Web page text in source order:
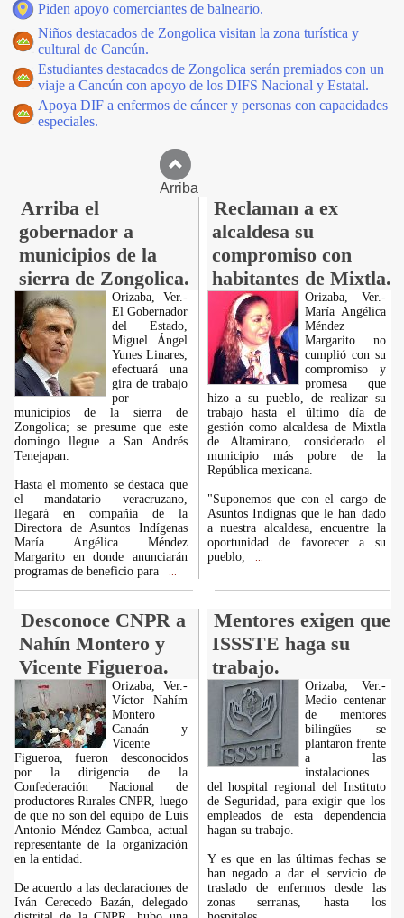
Piden apoyo comerciantes de balneario.
Niños destacados de Zongolica visitan la zona turística y
cultural de Cancún.
Estudiantes destacados de Zongolica serán premiados con un
viaje a Cancún con apoyo de los DIFS Nacional y Estatal.
Apoya DIF a enfermos de cáncer y personas con capacidades
especiales.
Arriba
Arriba el
gobernador a
municipios de la
sierra de Zongolica.
Reclaman a ex
alcaldesa su
compromiso con
habitantes de Mixtla.
Orizaba, Ver.-
El Gobernador
del Estado,
Miguel Ángel
Yunes Linares,
efectuará una
gira de trabajo
por
municipios de la sierra de
Zongolica; se presume que este
domingo llegue a San Andrés
Tenejapan.
Hasta el momento se destaca que
el mandatario veracruzano,
llegará en compañía de la
Directora de Asuntos Indígenas
María Angélica Méndez
Margarito en donde anunciarán
programas de beneficio para
Orizaba, Ver.-
María Angélica
Méndez
Margarito no
cumplió con su
compromiso y
promesa que
hizo a su pueblo, de realizar su
trabajo hasta el último día de
gestión como alcaldesa de Mixtla
de Altamirano, considerado el
municipio más pobre de la
República mexicana.
"Suponemos que con el cargo de
Asuntos Indignas que le han dado
a nuestra alcaldesa, encuentre la
oportunidad de favorecer a su
pueblo,
Desconoce CNPR a
Nahín Montero y
Vicente Figueroa.
Mentores exigen que
ISSSTE haga su
trabajo.
Orizaba, Ver.-
Víctor Nahím
Montero
Canaán y
Vicente
Figueroa, fueron desconocidos
por la dirigencia de la
Confederación Nacional de
productores Rurales CNPR, luego
de que no son del equipo de Luis
Antonio Méndez Gamboa, actual
representante de la organización
en la entidad.
De acuerdo a las declaraciones de
Iván Cerecedo Bazán, delegado
Orizaba, Ver.-
Medio centenar
de mentores
bilingües se
plantaron frente
a las
instalaciones
del hospital regional del Instituto
de Seguridad, para exigir que los
empleados de esta dependencia
hagan su trabajo.
Y es que en las últimas fechas se
han negado a dar el servicio de
traslado de enfermos desde las
zonas serranas, hasta los